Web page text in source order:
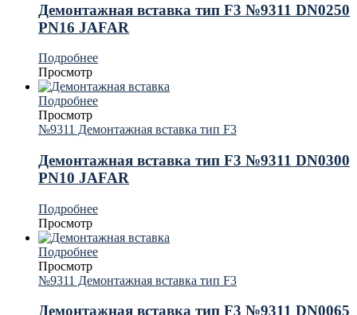
Демонтажная вставка тип F3 №9311 DN0250
PN16 JAFAR
Подробнее
Просмотр
Подробнее
Просмотр
№9311 Демонтажная вставка тип F3
Демонтажная вставка тип F3 №9311 DN0300
PN10 JAFAR
Подробнее
Просмотр
Подробнее
Просмотр
№9311 Демонтажная вставка тип F3
Демонтажная вставка тип F3 №9311 DN0065